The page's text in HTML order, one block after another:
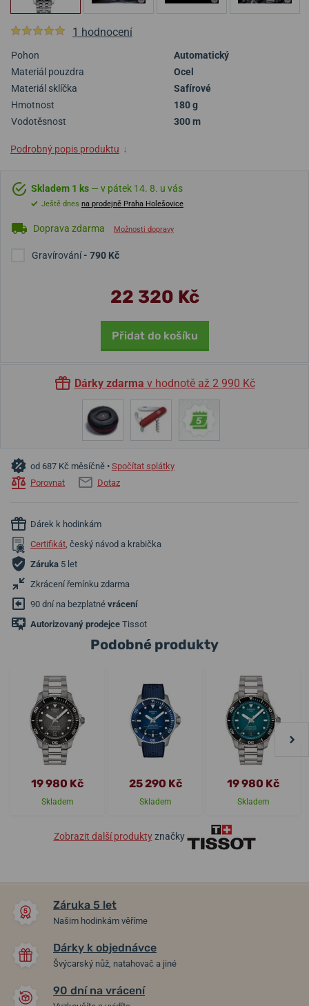
1 hodnocení
Pohon
Automatický
Materiál pouzdra
Ocel
Materiál sklíčka
Safírové
Hmotnost
180 g
Vodotěsnost
300 m
Podrobný popis produktu ↓
Skladem 1 ks — v pátek 14. 8. u vás
Ještě dnes na prodejně Praha Holešovice
Doprava zdarma Možnosti dopravy
Gravírování- 790 Kč
22 320 Kč
Přidat do košíku
Dárky zdarma v hodnotě až 2 990 Kč
od 687 Kč měsíčně • Spočítat splátky
Porovnat
Dotaz
Dárek k hodinkám
Certifikát, český návod a krabička
Záruka 5 let
Zkrácení řemínku zdarma
90 dní na bezplatné vrácení
Autorizovaný prodejce Tissot
Podobné produkty
19 980 Kč
Skladem
25 290 Kč
Skladem
19 980 Kč
Skladem
Zobrazit další produktyznačky
Záruka 5 let
Našim hodinkám věříme
Dárky k objednávce
Švýcarský nůž, natahovač a jiné
90 dní na vrácení